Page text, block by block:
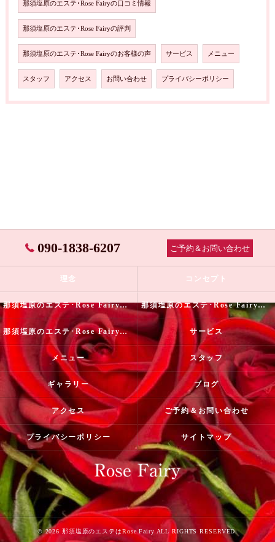
那須塩原のエステ･Rose Fairyの口コミ情報
那須塩原のエステ･Rose Fairyの評判
那須塩原のエステ･Rose Fairyのお客様の声 サービス メニュー
スタッフ アクセス お問い合わせ プライバシーポリシー
090-1838-6207 ご予約＆お問い合わせ
理念 コンセプト
那須塩原のエステ･Rose Fairyの口コミ情報 那須塩原のエステ･Rose Fairyの評判
那須塩原のエステ･Rose Fairyのお客様の声 サービス
メニュー スタッフ
ギャラリー ブログ
アクセス ご予約＆お問い合わせ
プライバシーポリシー サイトマップ
© 2026 那須塩原のエステはRose Fairy ALL RIGHTS RESERVED.